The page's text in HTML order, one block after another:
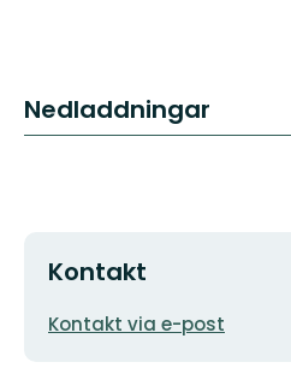
Nedladdningar
Kontakt
E-
Kontakt via e-post